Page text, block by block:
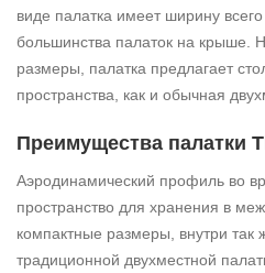
виде палатка имеет ширину
большинства палаток на крыше.
размеры, палатка предлагает
пространства, как и обычная
Преимущества палатки
Аэродинамический профиль во
пространство для хранения в
компактные размеры, внутри так
традиционной двухместной